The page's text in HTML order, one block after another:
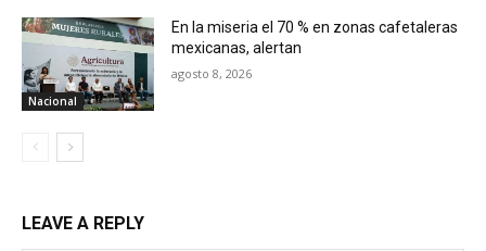
Nacional
En la miseria el 70 % en zonas cafetaleras
mexicanas, alertan
agosto 8, 2026
LEAVE A REPLY